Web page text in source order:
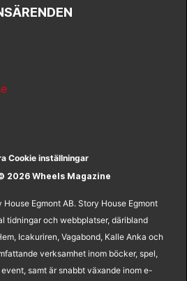
Cookie inställningar
2026 Wheels Magazine
Egmont AB. Story House Egmont
tidningar och webbplatser, däribland
Icakuriren, Vagabond, Kalle Anka och
verksamhet inom böcker, spel,
samt är snabbt växande inom e-